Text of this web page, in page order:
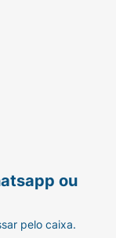
ou
pelo caixa.